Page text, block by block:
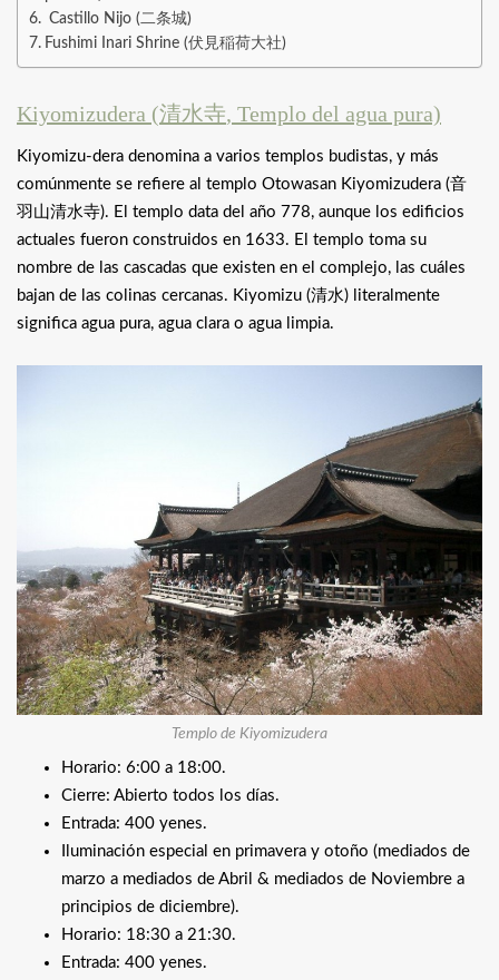
Castillo Nijo (二条城)
Fushimi Inari Shrine (伏見稲荷大社)
Kiyomizudera (清水寺, Templo del agua pura)
Kiyomizu-dera denomina a varios templos budistas, y más
comúnmente se refiere al templo Otowasan Kiyomizudera (音
羽山清水寺). El templo data del año 778, aunque los edificios
actuales fueron construidos en 1633. El templo toma su
nombre de las cascadas que existen en el complejo, las cuáles
bajan de las colinas cercanas. Kiyomizu (清水) literalmente
significa agua pura, agua clara o agua limpia.
Templo de Kiyomizudera
Horario: 6:00 a 18:00.
Cierre: Abierto todos los días.
Entrada: 400 yenes.
Iluminación especial en primavera y otoño (mediados de
marzo a mediados de Abril & mediados de Noviembre a
principios de diciembre).
Horario: 18:30 a 21:30.
Entrada: 400 yenes.